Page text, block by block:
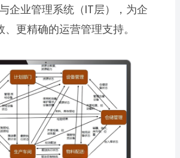
企业管理系统（IT层），为企
更精确的运营管理支持。